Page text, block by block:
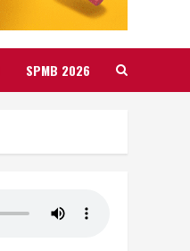
SPMB 2026